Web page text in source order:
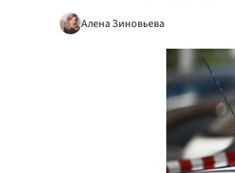
Алена Зиновьева